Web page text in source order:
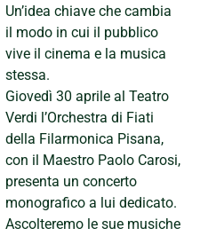
Un’idea chiave che cambia
il modo in cui il pubblico
vive il cinema e la musica
stessa.
Giovedì 30 aprile al Teatro
Verdi l’Orchestra di Fiati
della Filarmonica Pisana,
con il Maestro Paolo Carosi,
presenta un concerto
monografico a lui dedicato.
Ascolteremo le sue musiche